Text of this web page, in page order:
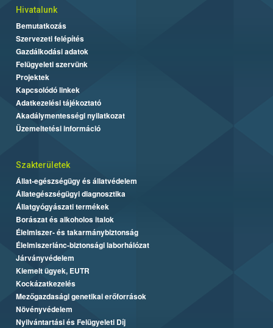
Hivatalunk
Bemutatkozás
Szervezeti felépítés
Gazdálkodási adatok
Felügyeleti szervünk
Projektek
Kapcsolódó linkek
Adatkezelési tájékoztató
Akadálymentességi nyilatkozat
Üzemeltetési információ
Szakterületek
Állat-egészségügy és állatvédelem
Állategészségügyi diagnosztika
Állatgyógyászati termékek
Borászat és alkoholos italok
Élelmiszer- és takarmánybiztonság
Élelmiszerlánc-biztonsági laborhálózat
Járványvédelem
Kiemelt ügyek, EUTR
Kockázatkezelés
Mezőgazdasági genetikai erőforrások
Növényvédelem
Nyilvántartási és Felügyeleti Díj